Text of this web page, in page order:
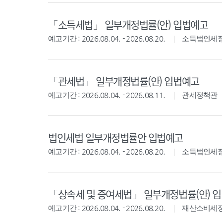
「소득세법」 일부개정법률(안) 입법예고
예고기간 : 2026.08.04. - 2026.08.20. 소득법인세
「관세법」 일부개정법률(안) 입법예고
예고기간 : 2026.08.04. - 2026.08.11. 관세정책관
법인세법 일부개정법률안 입법예고
예고기간 : 2026.08.04. - 2026.08.20. 소득법인세
「상속세 및 증여세법」 일부개정법률(안)
예고기간 : 2026.08.04. - 2026.08.20. 재산소비세